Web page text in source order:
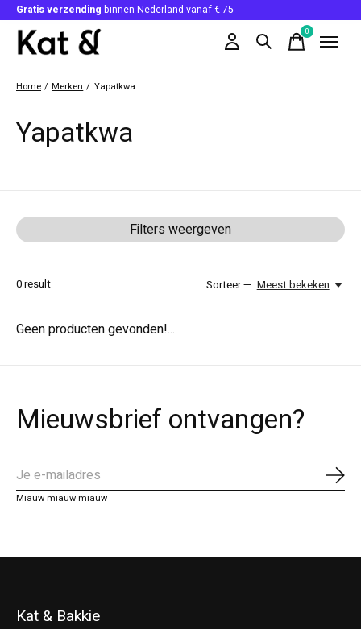
Gratis verzending binnen Nederland vanaf € 75
0items
Home / Merken / Yapatkwa
Yapatkwa
Filters weergeven
0result Sorteer — Meest bekeken
Geen producten gevonden!...
Mieuwsbrief ontvangen?
Miauw miauw miauw
Kat & Bakkie